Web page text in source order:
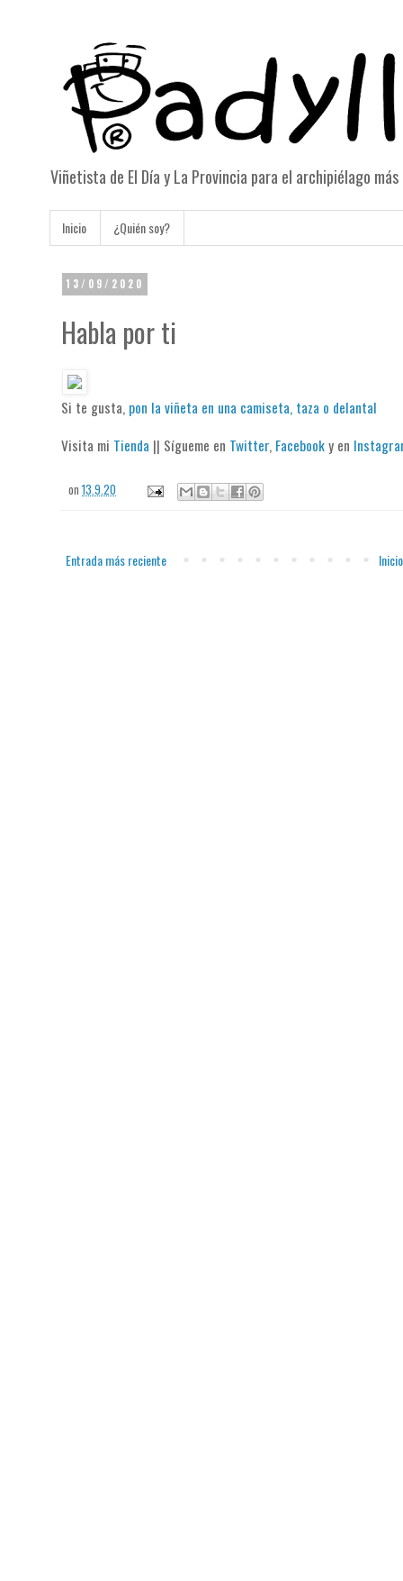
Viñetista de El Día y La Provincia para el archipiélago
Inicio ¿Quién soy?
13/09/2020
Habla por ti
Si te gusta, pon la viñeta en una camiseta, taza o delantal
Visita mi Tienda || Sígueme en Twitter, Facebooky en
on13.9.20
Entrada más reciente Inicio